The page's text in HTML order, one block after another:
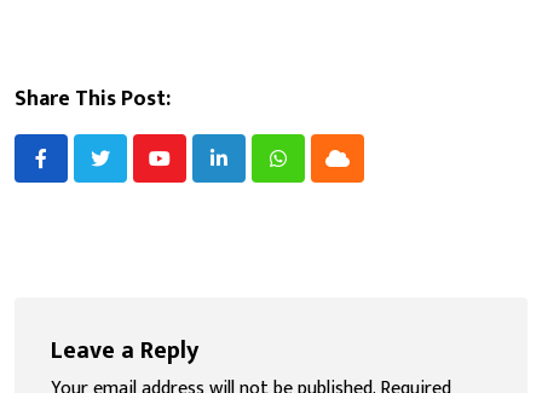
Share This Post:
YoutubeLinkedInWhatsappCloud
Leave a Reply